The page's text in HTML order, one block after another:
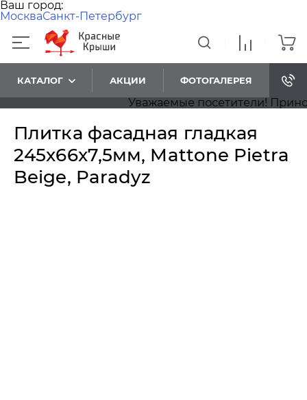
Ваш город:
МоскваСанкт-Петербург
КАТАЛОГ АКЦИИ ФОТОГАЛЕРЕЯ
Уважаемые посетители!
Плитка фасадная гладкая
245x66x7,5мм, Mattone Pietra
Beige, Paradyz